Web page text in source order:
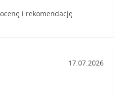
i rekomendację.
17.07.2026